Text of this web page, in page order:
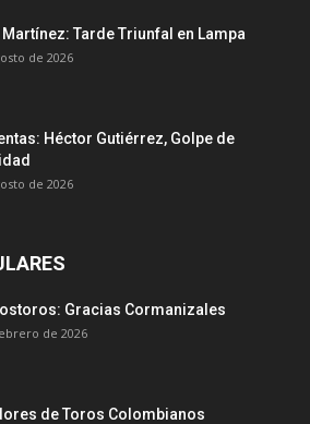
Martínez: Tarde Triunfal en Lampa
de 2026
Héctor Gutiérrez, Golpe de
de 2026
Gracias Cormanizales
de 2026
de Toros Colombianos